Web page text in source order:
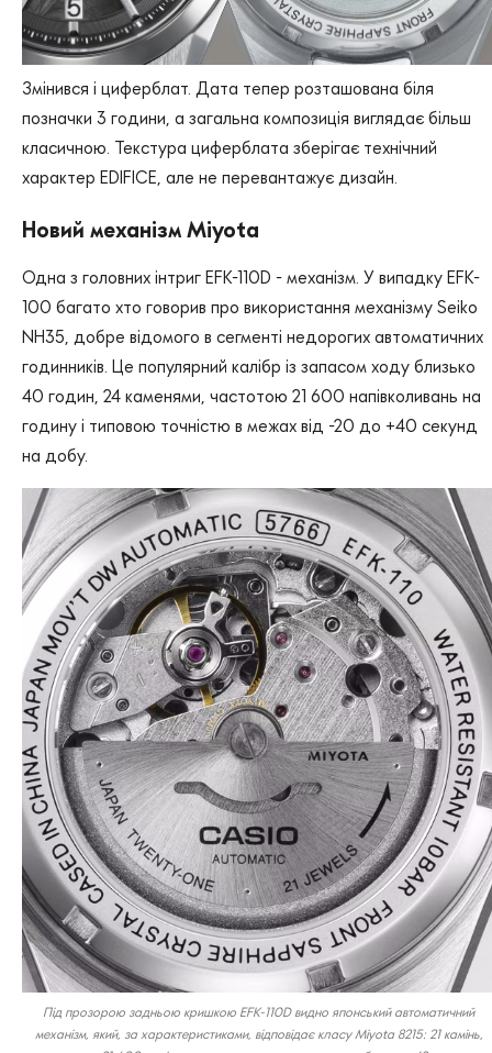
Змінився і циферблат. Дата тепер розташована біля
позначки 3 години, а загальна композиція виглядає більш
класичною. Текстура циферблата зберігає технічний
характер EDIFICE, але не перевантажує дизайн.
Новий механізм Miyota
Одна з головних інтриг EFK-110D - механізм. У випадку EFK-
100 багато хто говорив про використання механізму Seiko
NH35, добре відомого в сегменті недорогих автоматичних
годинників. Це популярний калібр із запасом ходу близько
40 годин, 24 каменями, частотою 21 600 напівколивань на
годину і типовою точністю в межах від -20 до +40 секунд
на добу.
Під прозорою задньою кришкою EFK-110D видно японський автоматичний
механізм, який, за характеристиками, відповідає класу Miyota 8215: 21 камінь,